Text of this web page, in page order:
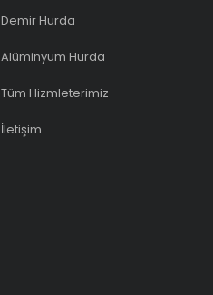
Demir Hurda
Alüminyum Hurda
Tüm Hizmleterimiz
İletişim